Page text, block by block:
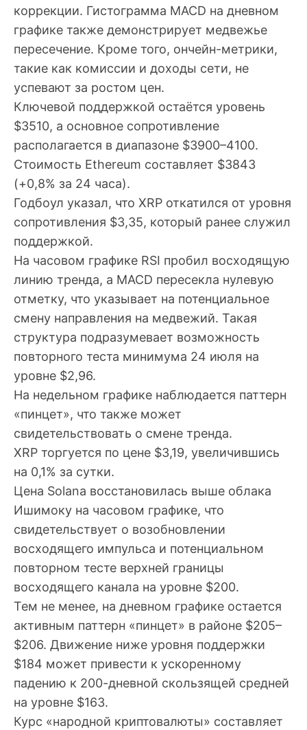
коррекции. Гистограмма MACD на дневном
графике также демонстрирует медвежье
пересечение. Кроме того, ончейн-метрики,
такие как комиссии и доходы сети, не
успевают за ростом цен.
Ключевой поддержкой остаётся уровень
$3510, а основное сопротивление
располагается в диапазоне $3900–4100.
Стоимость Ethereum составляет $3843
(+0,8% за 24 часа).
Годбоул указал, что XRP откатился от уровня
сопротивления $3,35, который ранее служил
поддержкой.
На часовом графике RSI пробил восходящую
линию тренда, а MACD пересекла нулевую
отметку, что указывает на потенциальное
смену направления на медвежий. Такая
структура подразумевает возможность
повторного теста минимума 24 июля на
уровне $2,96.
На недельном графике наблюдается паттерн
«пинцет», что также может
свидетельствовать о смене тренда.
XRP торгуется по цене $3,19, увеличившись
на 0,1% за сутки.
Цена Solana восстановилась выше облака
Ишимоку на часовом графике, что
свидетельствует о возобновлении
восходящего импульса и потенциальном
повторном тесте верхней границы
восходящего канала на уровне $200.
Тем не менее, на дневном графике остается
активным паттерн «пинцет» в районе $205–
$206. Движение ниже уровня поддержки
$184 может привести к ускоренному
падению к 200-дневной скользящей средней
на уровне $163.
Курс «народной криптовалюты» составляет